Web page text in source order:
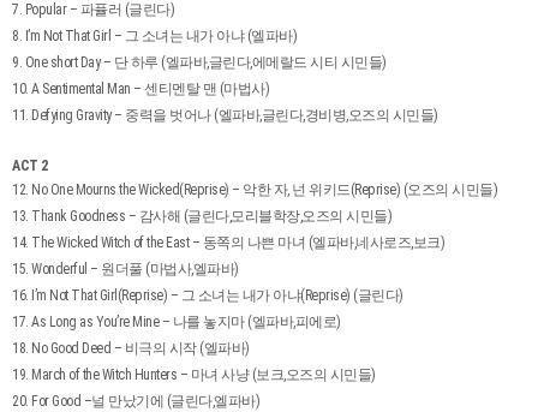
7. Popular – 파퓰러 (글린다)
8. I’m Not That Girl – 그 소녀는 내가 아냐 (엘파바)
9. One short Day – 단 하루 (엘파바,글린다,에메랄드 시티 시민들)
10. A Sentimental Man – 센티멘탈 맨 (마법사)
11. Defying Gravity – 중력을 벗어나 (엘파바,글린다,경비병,오즈의 시민들)
ACT 2
12. No One Mourns the Wicked(Reprise) – 악한 자, 넌 위키드(Reprise) (오즈의 시민들)
13. Thank Goodness – 감사해 (글린다,모리블학장,오즈의 시민들)
14. The Wicked Witch of the East – 동쪽의 나쁜 마녀 (엘파바,네사로즈,보크)
15. Wonderful – 원더풀 (마법사,엘파바)
16. I’m Not That Girl(Reprise) – 그 소녀는 내가 아냐(Reprise) (글린다)
17. As Long as You’re Mine – 나를 놓지마 (엘파바,피에로)
18. No Good Deed – 비극의 시작 (엘파바)
19. March of the Witch Hunters – 마녀 사냥 (보크,오즈의 시민들)
20. For Good –널 만났기에 (글린다,엘파바)